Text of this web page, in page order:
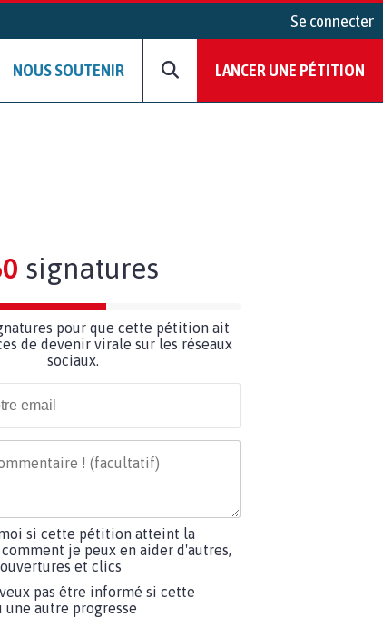
Se connecter
NOUS SOUTENIR LANCER UNE PÉTITION
signatures
pour que cette pétition ait
de devenir virale sur les réseaux
sociaux.
si cette pétition atteint la
je peux en aider d'autres,
et clics
pas être informé si cette
autre progresse